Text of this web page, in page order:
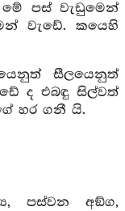
මේ පස් වැඩුමෙන්
වැඩේ. කයෙහි
සීලයෙනුත්
ද එබඳු සිල්වත්
හර ගනී යි.
පස්වන අඞ්ග,